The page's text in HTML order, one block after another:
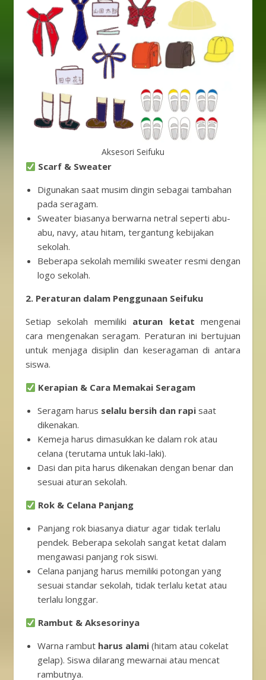
Aksesori Seifuku
Scarf & Sweater
Digunakan saat musim dingin sebagai tambahan
pada seragam.
Sweater biasanya berwarna netral seperti abu-
abu, navy, atau hitam, tergantung kebijakan
sekolah.
Beberapa sekolah memiliki sweater resmi dengan
logo sekolah.
2. Peraturan dalam Penggunaan Seifuku
Setiap sekolah memiliki aturan ketat mengenai
cara mengenakan seragam. Peraturan ini bertujuan
untuk menjaga disiplin dan keseragaman di antara
siswa.
Kerapian & Cara Memakai Seragam
Seragam harus selalu bersih dan rapi saat
dikenakan.
Kemeja harus dimasukkan ke dalam rok atau
celana (terutama untuk laki-laki).
Dasi dan pita harus dikenakan dengan benar dan
sesuai aturan sekolah.
Rok & Celana Panjang
Panjang rok biasanya diatur agar tidak terlalu
pendek. Beberapa sekolah sangat ketat dalam
mengawasi panjang rok siswi.
Celana panjang harus memiliki potongan yang
sesuai standar sekolah, tidak terlalu ketat atau
terlalu longgar.
Rambut & Aksesorinya
Warna rambut harus alami (hitam atau cokelat
gelap). Siswa dilarang mewarnai atau mencat
rambutnya.